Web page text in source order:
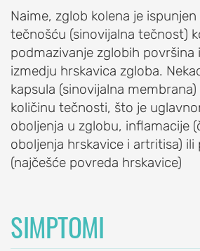
Smrznuto
rame
(ukočeno
rame,
adhezivni
kapsulitis)
Nestabilnost
ramena
(iščašenje
ramena
Raskid
Naime, zglob kolena je
tečnošću (sinovijalna tečnost)
podmazivanje zglobih površina
izmedju hrskavica zgloba.
kapsula (sinovijalna
količinu tečnosti, što je
oboljenja u zglobu, inflamacije
oboljenja hrskavice i artritisa) ili
(najčešće povreda hrskavice)
SIMPTOMI